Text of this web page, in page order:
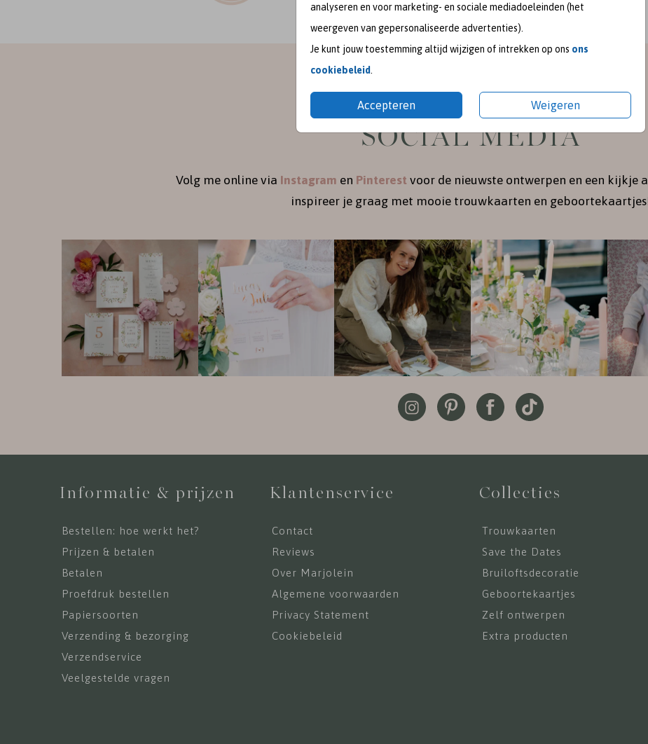
analyseren en voor marketing- en sociale mediadoeleinden (het
weergeven van gepersonaliseerde advertenties).
Je kunt jouw toestemming altijd wijzigen of intrekken op ons ons
cookiebeleid
Accepteren Weigeren
meet me on
SOCIAL MEDIA
Volg me online via Instagram en Pinterest voor de nieuwste ontwerpen en een kijkje
inspireer je graag met mooie trouwkaarten en
Informatie & prijzen
Bestellen: hoe werkt het?
Prijzen & betalen
Betalen
Proefdruk bestellen
Papiersoorten
Verzending & bezorging
Verzendservice
Veelgestelde vragen
Klantenservice
Contact
Reviews
Over Marjolein
Algemene voorwaarden
Privacy Statement
Cookiebeleid
Collecties
Trouwkaarten
Save the Dates
Bruiloftsdecoratie
Geboortekaartjes
Zelf ontwerpen
Extra producten